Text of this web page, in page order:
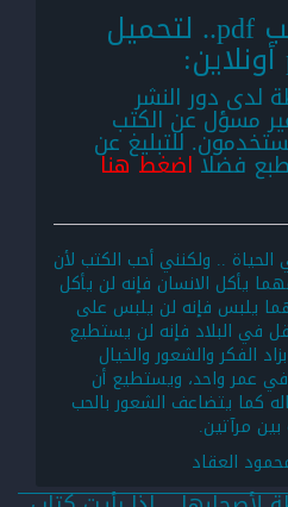
موقع تحميل كتب pdf.. لتحميل
لدى دور النشر
مسؤل عن الكتب
للتبليغ عن
فضلااضغط هنا
الحياة .. ولكنني أحب الكتب لأن
يأكل الانسان فإنه لن يأكل
يلبس فإنه لن يلبس على
في البلاد فإنه لن يستطيع
الفكر والشعور والخيال
عمر واحد، ويستطيع أن
كما يتضاعف الشعور بالحب
مرآتين.
العقاد